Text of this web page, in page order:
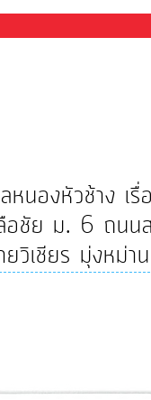
นองหัวช้าง เ
ชัย ม. 6 ถนน
วิเชียร มุ่งหม่